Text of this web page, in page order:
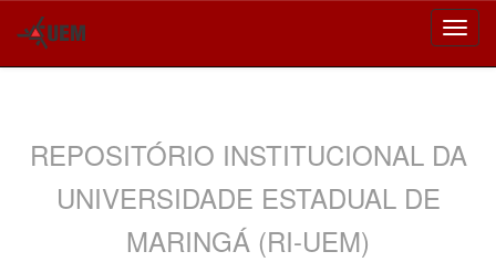
REPOSITÓRIO INSTITUCIONAL DA
UNIVERSIDADE ESTADUAL DE
MARINGÁ (RI-UEM)